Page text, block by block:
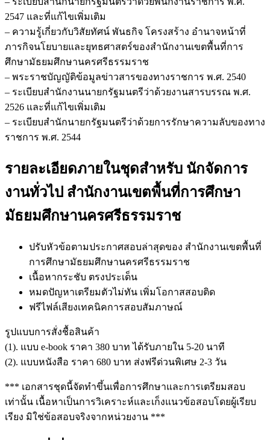
2547 และที่แก้ไขเพิ่มเติม
– ความรู้เกี่ยวกับวิสัยทัศน์ พันธกิจ โครงสร้าง อำนาจหน้าที่
ภารกิจนโยบายและยุทธศาสตร์ของสำนักงานเขตพื้นที่การ
ศึกษามัธยมศึกษานครศรีธรรมราช
– พระราชบัญญัติข้อมูลข่าวสารของทางราชการ พ.ศ. 2540
– ระเบียบสำนักงานนายกรัฐมนตรีว่าด้วยงานสารบรรณ พ.ศ.
2526 และที่แก้ไขเพิ่มเติม
– ระเบียบสำนักนายกรัฐมนตรีว่าด้วยการรักษาความลับของทาง
ราชการ พ.ศ. 2544
รายละเอียดภายในชุดสำหรับ นักจัดการ
งานทั่วไป สำนักงานเขตพื้นที่การศึกษา
มัธยมศึกษานครศรีธรรมราช
ปรับหัวข้อตามประกาศสอบล่าสุดของ สำนักงานเขตพื้นที่
การศึกษามัธยมศึกษานครศรีธรรมราช
เนื้อหากระชับ ตรงประเด็น
หมดปัญหาเตรียมตัวไม่ทัน เพิ่มโอกาสสอบติด
ฟรีไฟล์เสียงเทคนิคการสอบสัมภาษณ์
รูปแบบการสั่งชื้อสินค้า
(1). แบบ e-book ราคา 380 บาท ได้รับภายใน 5-20 นาที
(2). แบบหนังสือ ราคา 680 บาท ส่งฟรีด่วนพิเศษ 2-3 วัน
*** เอกสารชุดนี้จัดทำขึ้นเพื่อการศึกษาและการเตรียมสอบ
เท่านั้น เนื้อหาเป็นการวิเคราะห์และเก็งแนวข้อสอบโดยผู้เรียบ
เรียง มิใช่ข้อสอบจริงจากหน่วยงาน ***